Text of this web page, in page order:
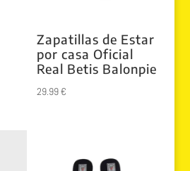
Zapatillas de Estar
por casa Oficial
Real Betis Balonpie
29.99€